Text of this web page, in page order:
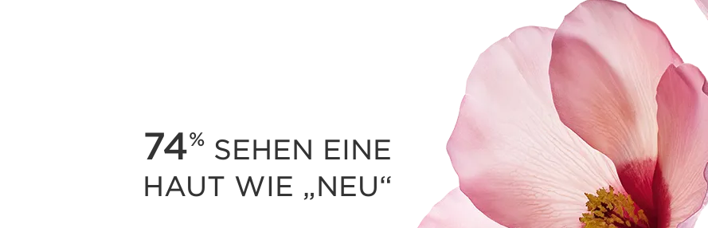
88% SEHEN EINE
HAUT WIE „NEU“